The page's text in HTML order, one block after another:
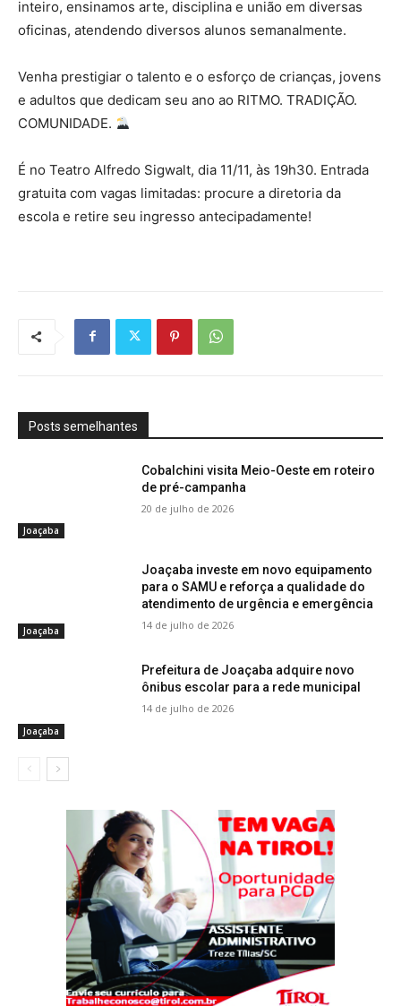
inteiro, ensinamos arte, disciplina e união em diversas
oficinas, atendendo diversos alunos semanalmente.
Venha prestigiar o talento e o esforço de crianças, jovens
e adultos que dedicam seu ano ao RITMO. TRADIÇÃO.
COMUNIDADE.
É no Teatro Alfredo Sigwalt, dia 11/11, às 19h30. Entrada
gratuita com vagas limitadas: procure a diretoria da
escola e retire seu ingresso antecipadamente!
Posts semelhantes
Joaçaba
Cobalchini visita Meio-Oeste em roteiro
de pré-campanha
20 de julho de 2026
Joaçaba
Joaçaba investe em novo equipamento
para o SAMU e reforça a qualidade do
atendimento de urgência e emergência
14 de julho de 2026
Joaçaba
Prefeitura de Joaçaba adquire novo
ônibus escolar para a rede municipal
14 de julho de 2026